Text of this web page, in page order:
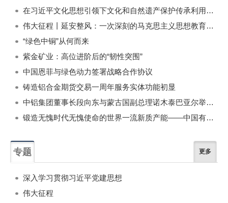
在习近平文化思想引领下文化和自然遗产保护传承利用工作开创新局面
伟大征程丨延安整风：一次深刻的马克思主义思想教育运动
“绿色中铜”从何而来
紫金矿业：高位进阶后的“韧性突围”
中国恩菲与绿色动力签署战略合作协议
铸造铝合金期货交易一周年服务实体功能初显
中铝集团董事长段向东与蒙古国副总理诺木泰巴亚尔举行会谈
锻造无愧时代无愧使命的世界一流新质产能——中国有色金属工业的战略应对与破局之道（二）
专题 更多
深入学习贯彻习近平党建思想
伟大征程